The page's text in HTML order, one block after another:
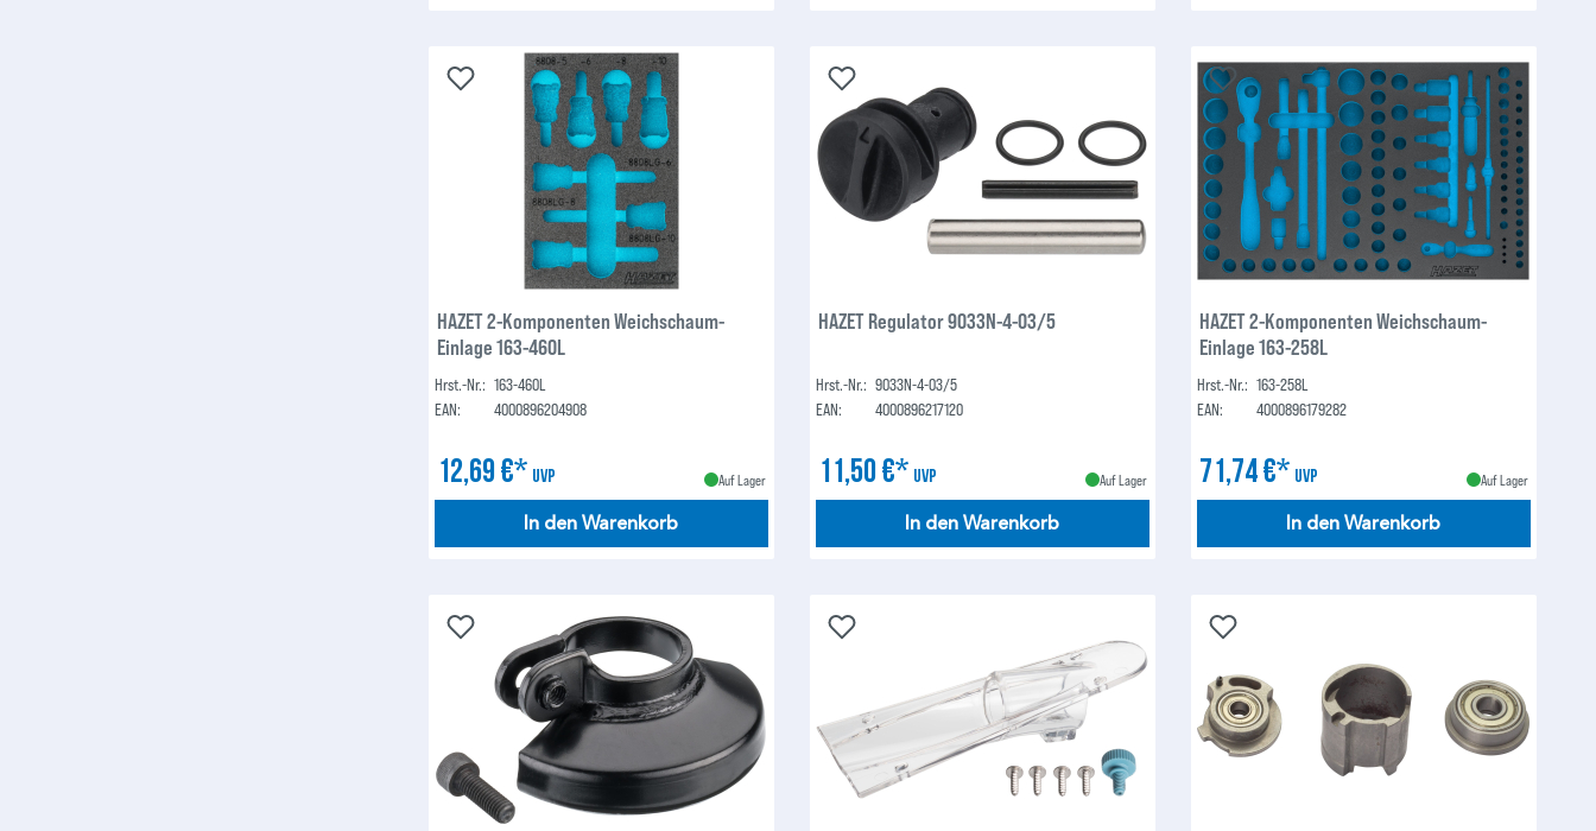
HAZET 2-Komponenten Weichschaum-
Einlage 163-460L
Hrst.-Nr.: 163-460L
EAN:
4000896204908
12,69 €* UVP Auf Lager
In den Warenkorb
HAZET Regulator 9033N-4-03/5
Hrst.-Nr.: 9033N-4-03/5
EAN:
4000896217120
11,50 €* UVP Auf Lager
In den Warenkorb
HAZET 2-Komponenten Weichschaum-
Einlage 163-258L
Hrst.-Nr.: 163-258L
EAN:
4000896179282
71,74 €* UVP Auf Lager
In den Warenkorb